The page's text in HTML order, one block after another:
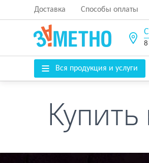
Доставка Способы оплаты
Вся продукция и услуги